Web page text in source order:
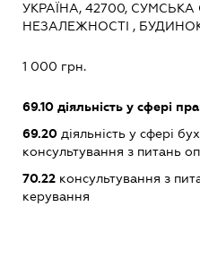
УКРАЇНА, 42700,
НЕЗАЛЕЖНОСТІ , БУДИНОК
1 000 грн.
69.10діяльність у сфері
69.20діяльність у сфері
консультування з питань
70.22консультування з
керування